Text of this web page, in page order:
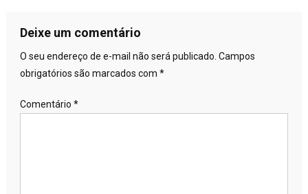
Deixe um comentário
O seu endereço de e-mail não será publicado. Campos
obrigatórios são marcados com *
Comentário *